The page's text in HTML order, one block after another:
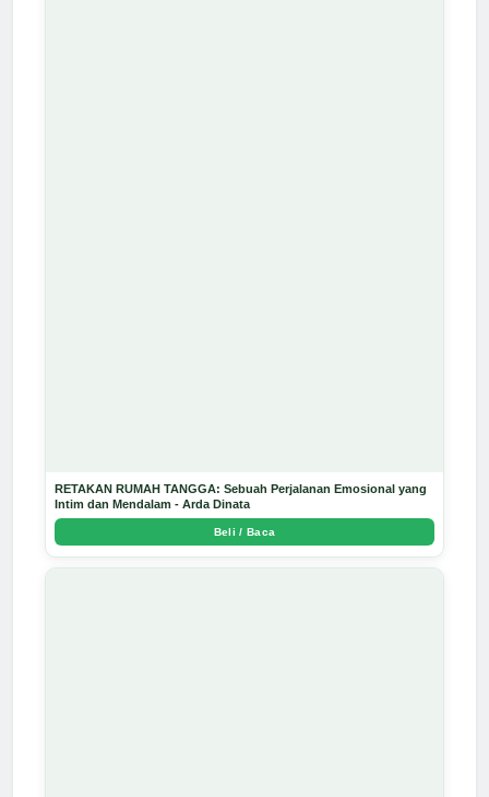
RETAKAN RUMAH TANGGA: Sebuah Perjalanan Emosional yang
Intim dan Mendalam - Arda Dinata
Beli / Baca